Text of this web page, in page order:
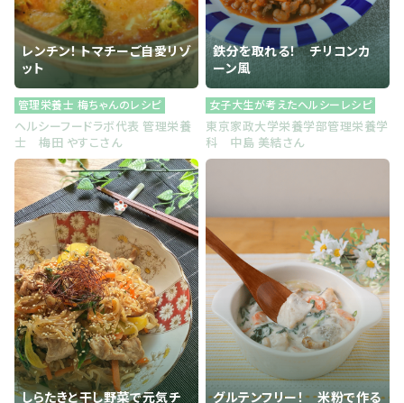
レンチン！ トマチーご自愛リゾ
ット
管理栄養士 梅ちゃんのレシピ
ヘルシーフードラボ代表 管理栄養
士 梅田 やすこさん
鉄分を取れる！ チリコンカ
ーン風
女子大生が考えたヘルシーレシピ
東京家政大学栄養学部管理栄養学
科 中島 美結さん
しらたきと干し野菜で元気チ グルテンフリー！ 米粉で作る